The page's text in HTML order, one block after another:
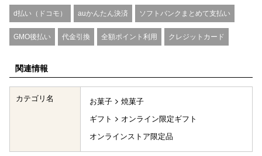
d払い（ドコモ） auかんたん決済 ソフトバンクまとめて支払い
GMO後払い 代金引換 全額ポイント利用 クレジットカード
関連情報
カテゴリ名 お菓子
焼菓子
ギフト
オンライン限定ギフト
オンラインストア限定品